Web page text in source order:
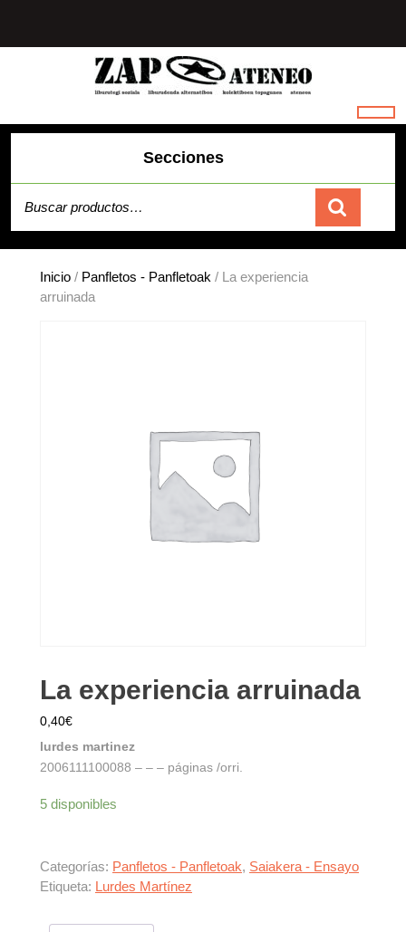
contenido
Secciones
Carrito
Inicio / Panfletos - Panfletoak / La experiencia
arruinada
La experiencia arruinada
0,40€
lurdes martinez
2006111100088 – – – páginas /orri.
5 disponibles
Categorías: Panfletos - Panfletoak, Saiakera - Ensayo
Etiqueta: Lurdes Martínez